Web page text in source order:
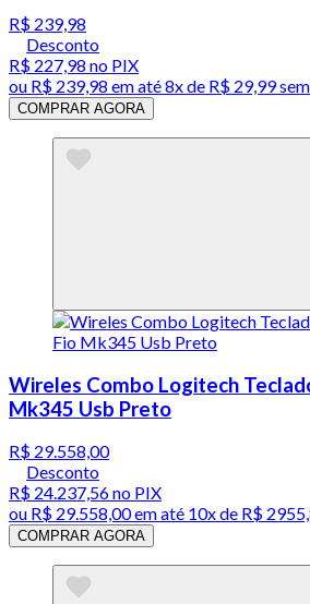
R$ 239,98
Desconto
R$ 227,98 no PIX
ou R$ 239,98 em até8x de R$ 29,99
COMPRAR AGORA
Wireles Combo Logitech
Mk345 Usb Preto
R$ 29.558,00
Desconto
R$ 24.237,56no PIX
ou R$ 29.558,00em até 10x de R$
COMPRAR AGORA